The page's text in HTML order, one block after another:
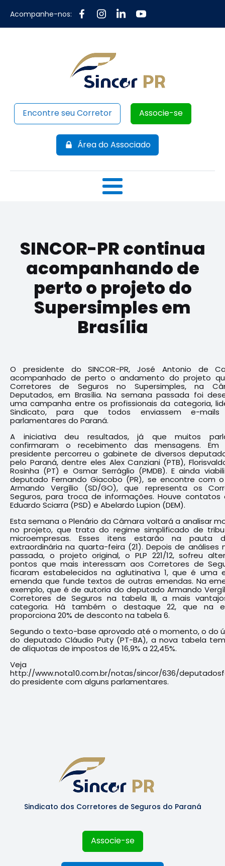
Acompanhe-nos:
Encontre seu Corretor Associe-se
Área do Associado
SINCOR-PR continua
acompanhando de
perto o projeto do
Supersimples em
Brasília
O presidente do SINCOR-PR, José Antonio de
acompanhado de perto o andamento do projeto
Corretores de Seguros no Supersimples, na
Deputados, em Brasília. Na semana passada foi
uma campanha entre os profissionais da categoria,
Sindicato, para que todos enviassem e-
parlamentares do Paraná.
A iniciativa deu resultados, já que muitos
confirmaram o recebimento das mensagens. Em
presidente percorreu o gabinete de diversos
pelo Paraná, dentre eles Alex Canziani (PTB),
Rosinha (PT) e Osmar Serráglio (PMDB). E ainda
deputado Fernando Giacobo (PR), se encontre com
Armando Vergílio (SD/GO), que representa os
Seguros, para troca de informações. Houve contatos
Eduardo Sciarra (PSD) e Abelardo Lupion (DEM).
Esta semana o Plenário da Câmara voltará a analisar
no projeto, que trata do regime simplificado de
microempresas. Esses itens estarão na pauta
extraordinária na quarta-feira (21). Depois de análises
passada, o projeto original, o PLP 221/12, sofreu
pontos que mais interessam aos Corretores de
ficaram estabelecidos na aglutinativa 1, que é uma
emenda que funde textos de outras emendas. Na
exemplo, que é de autoria do deputado Armando
Corretores de Seguros na tabela III, a mais
categoria. Há também o destaque 22, que na
proporciona 20% de desconto na tabela 6.
Segundo o texto-base aprovado até o momento, o do
do deputado Cláudio Puty (PT-BA), a nova tabela
de alíquotas de impostos de 16,9% a 22,45%.
Veja
http://www.nota10.com.br/notas/sincor/636/
do presidente com alguns parlamentares.
Sindicato dos Corretores de Seguros do Paraná
Associe-se